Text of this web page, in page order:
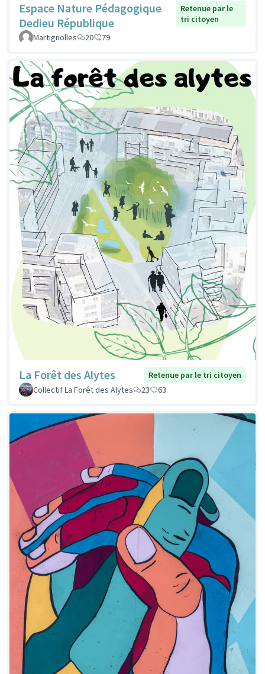
Espace Nature Pédagogique
Dedieu République
Retenue par le
tri citoyen
Martignolles
20 79
La Forêt des Alytes
Retenue par le tri citoyen
Collectif La Forêt des Alytes
23 63